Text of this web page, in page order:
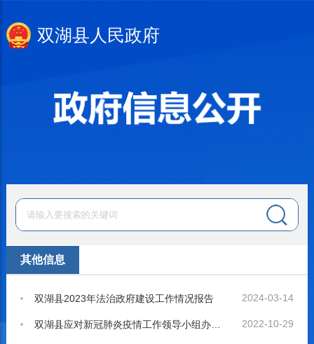
双湖县人民政府
其他信息
双湖县2023年法治政府建设工作情况报告 2024-03-14
双湖县应对新冠肺炎疫情工作领导小组办公室公告 2022-10-29